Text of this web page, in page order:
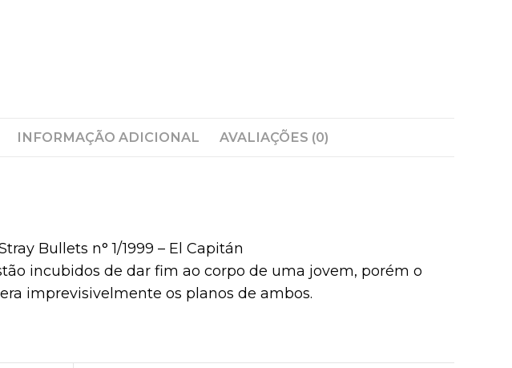
INFORMAÇÃO ADICIONAL AVALIAÇÕES (0)
Bullets n° 1/1999 – El Capitán
incubidos de dar fim ao corpo de uma jovem, porém o
imprevisivelmente os planos de ambos.